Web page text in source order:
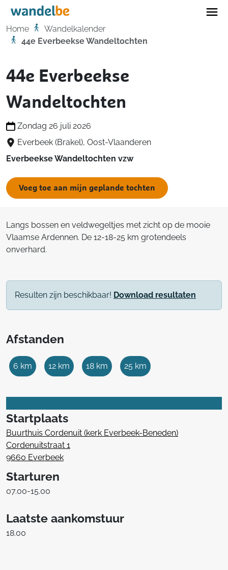
Home
Home
Wandelkalender
44e Everbeekse Wandeltochten
44e Everbeekse
Wandeltochten
Zondag 26 juli 2026
Everbeek (Brakel), Oost-Vlaanderen
Everbeekse Wandeltochten vzw
Voeg toe aan mijn geplande tochten
Langs bossen en veldwegeltjes met zicht op de mooie
Vlaamse Ardennen. De 12-18-25 km grotendeels
onverhard.
Resulten zijn beschikbaar! Download resultaten
Afstanden
6 km 12 km 18 km 25 km
Startplaats
Buurthuis Cordenuit (kerk Everbeek-Beneden)
Cordenuitstraat 1
9660 Everbeek
Starturen
07.00-15.00
Laatste aankomstuur
18.00